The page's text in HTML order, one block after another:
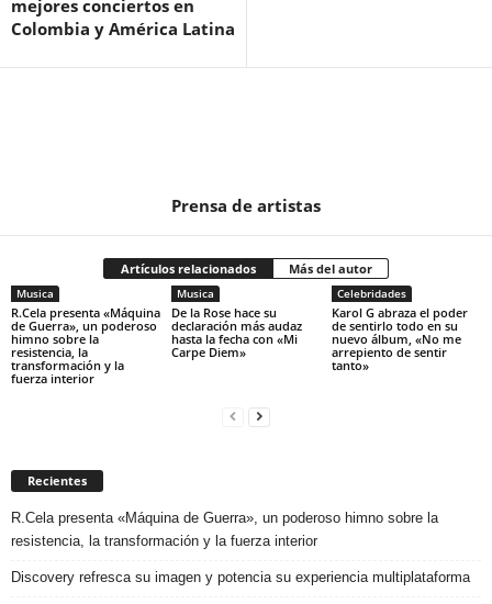
mejores conciertos en
Colombia y América Latina
Prensa de artistas
Artículos relacionados Más del autor
Musica
R.Cela presenta «Máquina
de Guerra», un poderoso
himno sobre la
resistencia, la
transformación y la
fuerza interior
Musica
De la Rose hace su
declaración más audaz
hasta la fecha con «Mi
Carpe Diem»
Celebridades
Karol G abraza el poder
de sentirlo todo en su
nuevo álbum, «No me
arrepiento de sentir
tanto»
Recientes
R.Cela presenta «Máquina de Guerra», un poderoso himno sobre la
resistencia, la transformación y la fuerza interior
Discovery refresca su imagen y potencia su experiencia multiplataforma